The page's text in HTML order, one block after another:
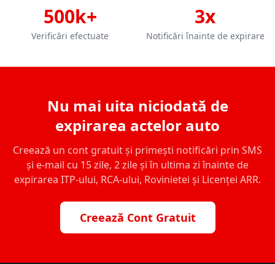
500k+
Verificări efectuate
3x
Notificări înainte de expirare
Nu mai uita niciodată de
expirarea actelor auto
Creează un cont gratuit și primești notificări prin SMS
și e-mail cu 15 zile, 2 zile și în ultima zi înainte de
expirarea ITP-ului, RCA-ului, Rovinietei și Licenței ARR.
Creează Cont Gratuit